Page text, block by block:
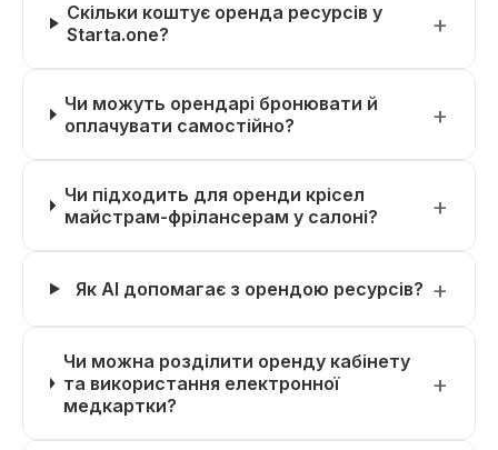
Скільки коштує оренда ресурсів у
Starta.one?
Чи можуть орендарі бронювати й
оплачувати самостійно?
Чи підходить для оренди крісел
майстрам-фрілансерам у салоні?
Як AI допомагає з орендою ресурсів?
Чи можна розділити оренду кабінету
та використання електронної
медкартки?